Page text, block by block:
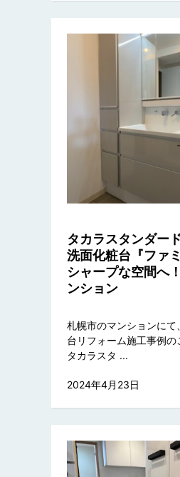
タカラスタンダー
洗面化粧台『ファ
シャープな空間へ
ンション
札幌市のマンションにて
台リフォーム施工事例の
タカラスタ ...
2024年4月23日